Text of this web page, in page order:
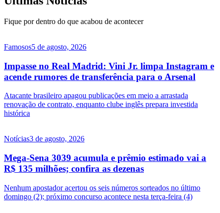
Fique por dentro do que acabou de acontecer
Famosos5 de agosto, 2026
Impasse no Real Madrid: Vini Jr. limpa Instagram e
acende rumores de transferência para o Arsenal
Atacante brasileiro apagou publicações em meio a arrastada
renovação de contrato, enquanto clube inglês prepara investida
histórica
Notícias3 de agosto, 2026
Mega-Sena 3039 acumula e prêmio estimado vai a
R$ 135 milhões; confira as dezenas
Nenhum apostador acertou os seis números sorteados no último
domingo (2); próximo concurso acontece nesta terça-feira (4)